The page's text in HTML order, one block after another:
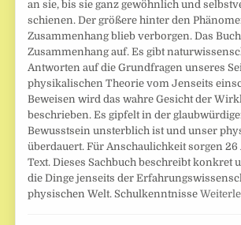
an sie, bis sie ganz gewöhnlich und
schienen. Der größere hinter den
Zusammenhang blieb verborgen. Das
Zusammenhang auf. Es gibt
Antworten auf die Grundfragen unseres
physikalischen Theorie vom Jenseits
Beweisen wird das wahre Gesicht der
beschrieben. Es gipfelt in der
Bewusstsein unsterblich ist und unser
überdauert. Für Anschaulichkeit sorgen
Text. Dieses Sachbuch beschreibt konkret
die Dinge jenseits der
physischen Welt. Schulkenntnisse